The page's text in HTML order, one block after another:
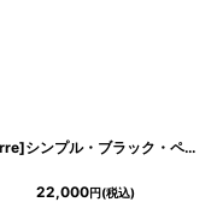
[rinfarre]シンプル・ブラック・ペプラム・長袖・大人シルエット・ジャケット[山崎みどり着用]
22,000円(税込)